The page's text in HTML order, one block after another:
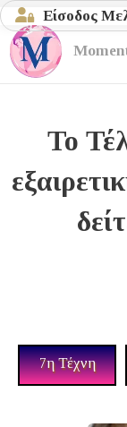
Είσοδος
Το
7η Τέχνη